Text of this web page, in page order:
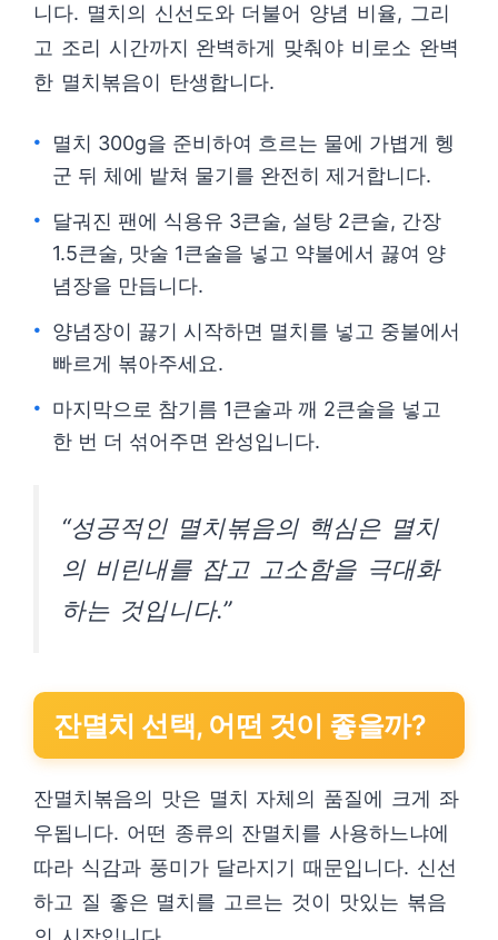
니다. 멸치의 신선도와 더불어 양념 비율, 그리
고 조리 시간까지 완벽하게 맞춰야 비로소 완벽
한 멸치볶음이 탄생합니다.
멸치 300g을 준비하여 흐르는 물에 가볍게 헹
군 뒤 체에 밭쳐 물기를 완전히 제거합니다.
달궈진 팬에 식용유 3큰술, 설탕 2큰술, 간장
1.5큰술, 맛술 1큰술을 넣고 약불에서 끓여 양
념장을 만듭니다.
양념장이 끓기 시작하면 멸치를 넣고 중불에서
빠르게 볶아주세요.
마지막으로 참기름 1큰술과 깨 2큰술을 넣고
한 번 더 섞어주면 완성입니다.
“성공적인 멸치볶음의 핵심은 멸치
의 비린내를 잡고 고소함을 극대화
하는 것입니다.”
잔멸치 선택, 어떤 것이 좋을까?
잔멸치볶음의 맛은 멸치 자체의 품질에 크게 좌
우됩니다. 어떤 종류의 잔멸치를 사용하느냐에
따라 식감과 풍미가 달라지기 때문입니다. 신선
하고 질 좋은 멸치를 고르는 것이 맛있는 볶음